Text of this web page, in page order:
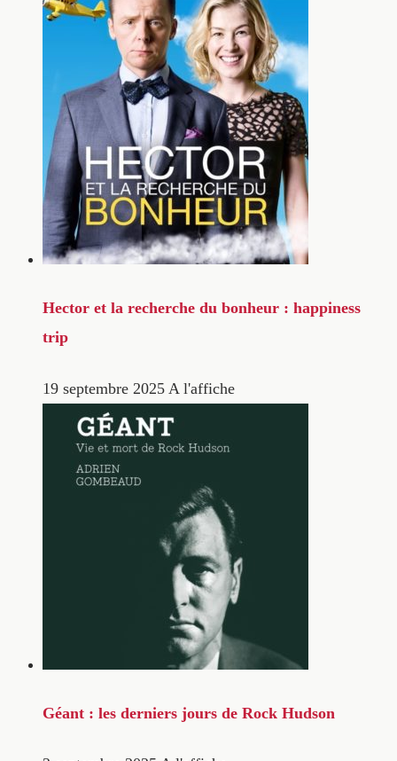
Hector et la recherche du bonheur : happiness
trip
19 septembre 2025 A l'affiche
Géant : les derniers jours de Rock Hudson